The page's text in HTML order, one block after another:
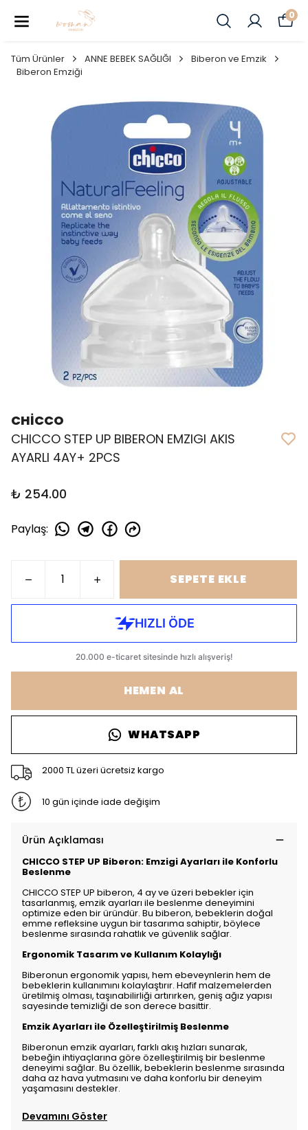
0
Tüm Ürünler ANNE BEBEK SAĞLIĞI
Biberon ve Emzik
Biberon Emziği
CHİCCO
CHICCO STEP UP BIBERON EMZIGI AKIS
AYARLI 4AY+ 2PCS
₺ 254.00
Paylaş:
SEPETE EKLE
HEMEN AL
WHATSAPP
2000 TL üzeri ücretsiz kargo
10 gün içinde iade değişim
Ürün Açıklaması
CHICCO STEP UP Biberon: Emzigi Ayarları ile Konforlu
Beslenme
CHICCO STEP UP biberon, 4 ay ve üzeri bebekler için
tasarlanmış, emzik ayarları ile beslenme deneyimini
optimize eden bir üründür. Bu biberon, bebeklerin doğal
emme refleksine uygun bir tasarıma sahiptir, böylece
beslenme sırasında rahatlık ve güvenlik sağlar.
Ergonomik Tasarım ve Kullanım Kolaylığı
Biberonun ergonomik yapısı, hem ebeveynlerin hem de
bebeklerin kullanımını kolaylaştırır. Hafif malzemelerden
üretilmiş olması, taşınabilirliği artırırken, geniş ağız yapısı
sayesinde temizliği de son derece basittir.
Emzik Ayarları ile Özelleştirilmiş Beslenme
Biberonun emzik ayarları, farklı akış hızları sunarak,
bebeğin ihtiyaçlarına göre özelleştirilmiş bir beslenme
deneyimi sağlar. Bu özellik, bebeklerin beslenme sırasında
daha az hava yutmasını ve daha konforlu bir deneyim
yaşamasını destekler.
Devamını Göster